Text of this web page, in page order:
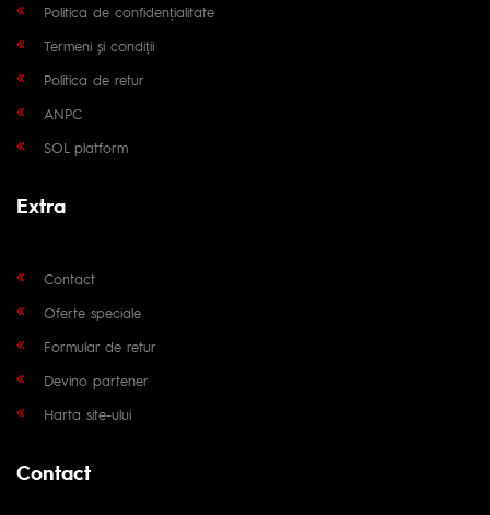
Politica de confidențialitate
Termeni și condiții
Politica de retur
ANPC
SOL platform
Extra
Contact
Oferte speciale
Formular de retur
Devino partener
Harta site-ului
Contact